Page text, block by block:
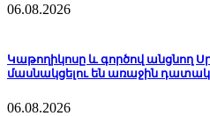
06.08.2026
Կաթողիկոսը և գործով անցնող
մասնակցելու են առաջին
06.08.2026